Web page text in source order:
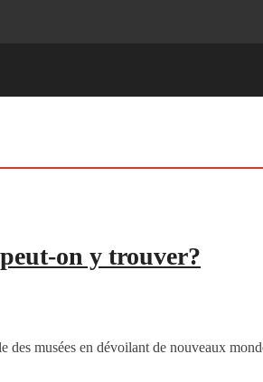
on y trouver?
musées en dévoilant de nouveaux